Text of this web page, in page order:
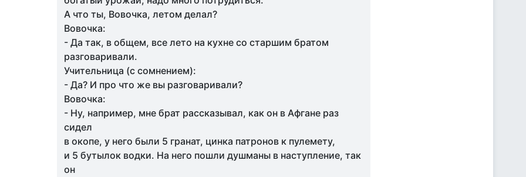
А что ты, Вовочка, летом делал?
Вовочка:
- Да так, в общем, все лето на кухне со старшим братом
разговаривали.
Учительница (с сомнением):
- Да? И про что же вы разговаривали?
Вовочка:
- Ну, например, мне брат рассказывал, как он в Афгане раз
сидел
в окопе, у него были 5 гранат, цинка патронов к пулемету,
и 5 бутылок водки. На него пошли душманы в наступление, так
он